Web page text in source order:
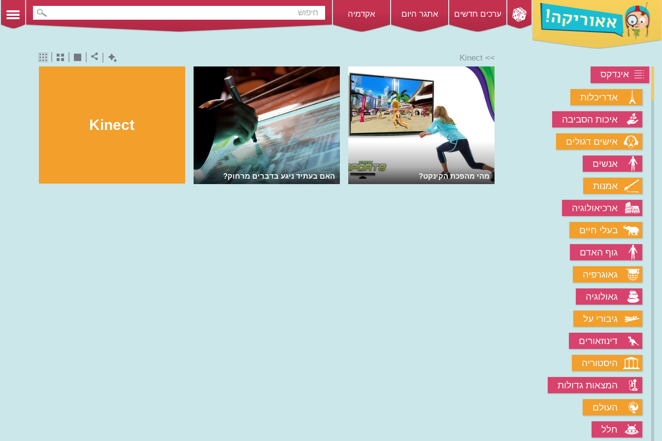
ערכים חדשים אתגר היום אקדמיה
אינדקס
אדריכלות
איכות הסביבה
אישים דגולים
אנשים
אמנות
ארכיאולוגיה
בעלי חיים
גוף האדם
גאוגרפיה
גאולוגיה
גיבורי על
דינוזאורים
היסטוריה
המצאות גדולות
העולם
חלל
>> Kinect
Kinect
האם בעתיד ניגע בדברים מרחוק? מהי מהפכת הקינקט?